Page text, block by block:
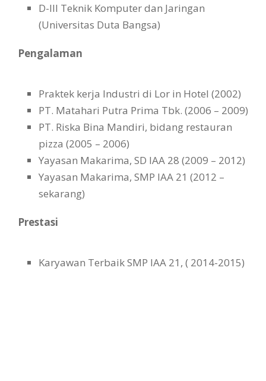
D-III Teknik Komputer dan Jaringan
(Universitas Duta Bangsa)
Pengalaman
Praktek kerja Industri di Lor in Hotel (2002)
PT. Matahari Putra Prima Tbk. (2006 – 2009)
PT. Riska Bina Mandiri, bidang restauran
pizza (2005 – 2006)
Yayasan Makarima, SD IAA 28 (2009 – 2012)
Yayasan Makarima, SMP IAA 21 (2012 –
sekarang)
Prestasi
Karyawan Terbaik SMP IAA 21, ( 2014-2015)